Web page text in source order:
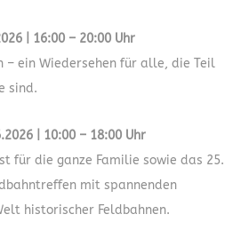
| 16:00 – 20:00 Uhr
– ein Wiedersehen für alle, die Teil
sind.
| 10:00 – 18:00 Uhr
für die ganze Familie sowie das 25.
mit spannenden
historischer Feldbahnen.